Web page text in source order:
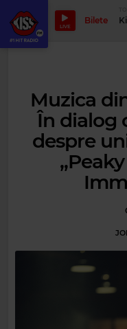
LIVE
Bilete
Muzica
În dialog
despre